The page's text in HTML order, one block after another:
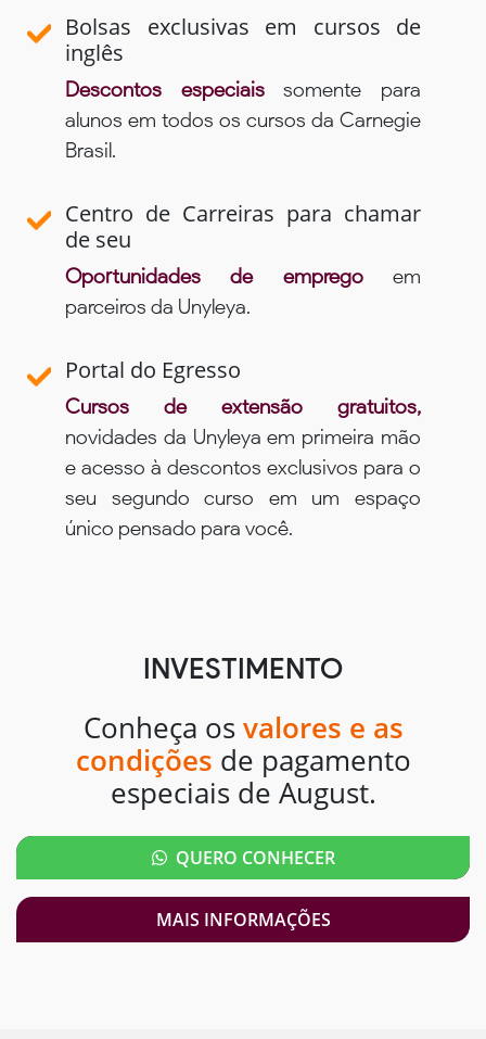
Bolsas exclusivas em cursos de
inglês
Descontos especiaissomente para
alunos em todos os cursos da Carnegie
Brasil.
Centro de Carreiras para chamar
de seu
Oportunidades de empregoem
parceiros da Unyleya.
Portal do Egresso
Cursos de extensão gratuitos,
novidades da Unyleya em primeira mão
e acesso à descontos exclusivos para o
seu segundo curso em um espaço
único pensado para você.
INVESTIMENTO
Conheça os valores e as
condições de pagamento
especiais de August.
QUERO CONHECER
MAIS INFORMAÇÕES